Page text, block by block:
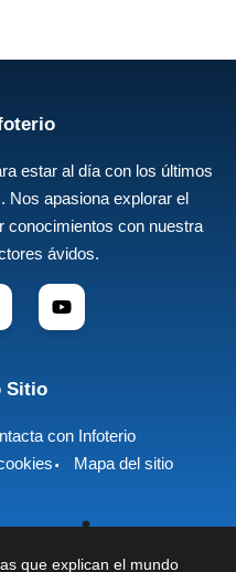
estar al día con los últimos
Nos apasiona explorar el
conocimientos con nuestra
ávidos.
Sitio
con Infoterio
Mapa del sitio
que explican el mundo